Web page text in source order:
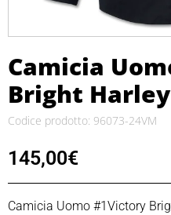
Camicia
Bright
Codice prodotto: 96073-24VM
145,00€
Camicia Uomo #1Victory